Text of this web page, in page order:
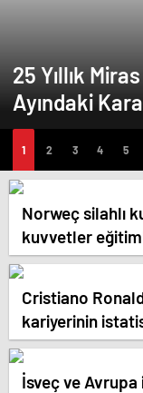
25 Yıllık
Ayındaki
Norweç silahlı
kuvvetler
Cristiano
kariyerinin
İsveç ve Avrupa